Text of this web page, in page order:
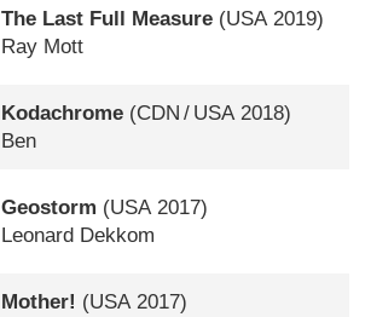
The Last Full Measure (USA 2019)
Ray Mott
Kodachrome (CDN / USA2018)
Ben
Geostorm (USA2017)
Leonard Dekkom
Mother! (USA2017)